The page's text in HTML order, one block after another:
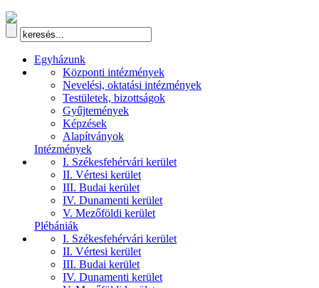
Egyházunk
Központi intézmények
Nevelési, oktatási intézmények
Testületek, bizottságok
Gyűjtemények
Képzések
Alapítványok
Intézmények
I. Székesfehérvári kerület
II. Vértesi kerület
III. Budai kerület
IV. Dunamenti kerület
V. Mezőföldi kerület
Plébániák
I. Székesfehérvári kerület
II. Vértesi kerület
III. Budai kerület
IV. Dunamenti kerület